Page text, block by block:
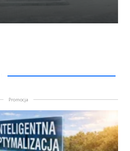
Promocja